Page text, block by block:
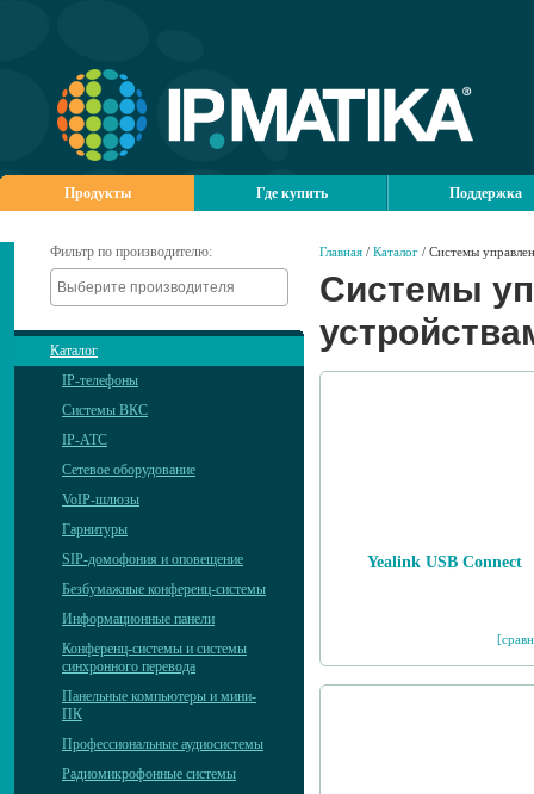
Продукты Где купить Поддержка
Фильтр по производителю:
Каталог
IP-телефоны
Системы ВКС
IP-АТС
Сетевое оборудование
VoIP-шлюзы
Гарнитуры
SIP-домофония и оповещение
Безбумажные конференц-системы
Информационные панели
Конференц-системы и системы
синхронного перевода
Панельные компьютеры и мини-
ПК
Профессиональные аудиосистемы
Радиомикрофонные системы
Главная / Каталог / Системы
Системы
Yealink USB Connect